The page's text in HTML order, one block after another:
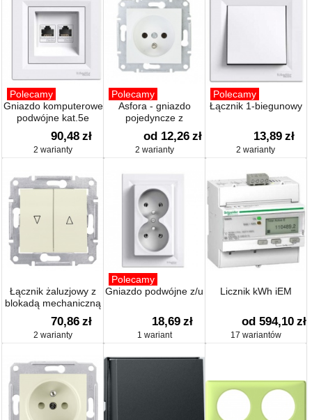
Polecamy
Gniazdo komputerowe
podwójne kat.5e
90,48 zł
2 warianty
Polecamy
Asfora - gniazdo
pojedyncze z
uziemieniem
od 12,26 zł
2 warianty
Polecamy
Łącznik 1-biegunowy
13,89 zł
2 warianty
Łącznik żaluzjowy z
blokadą mechaniczną
70,86 zł
2 warianty
Polecamy
Gniazdo podwójne z/u
18,69 zł
1 wariant
Licznik kWh iEM
od 594,10 zł
17 wariantów